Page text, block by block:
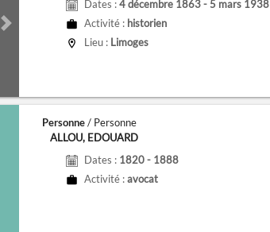
Next slide
Dates :4 décembre 1863 - 5 mars 1938
Activité : historien
Lieu : Limoges
Personne/ Personne
ALLOU, EDOUARD
Dates : 1820 - 1888
Activité :avocat